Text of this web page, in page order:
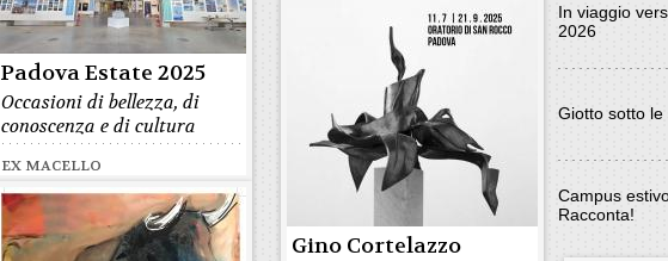
Padova Estate 2025
Occasioni di bellezza, di
conoscenza e di cultura
EX MACELLO
Gino Cortelazzo
In viaggio
2026
Giotto sotto le
Campus
Racconta!